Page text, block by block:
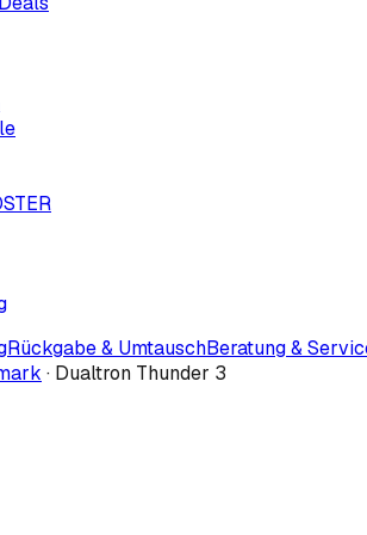
Rückgabe & UmtauschBeratung &
· Dualtron Thunder 3